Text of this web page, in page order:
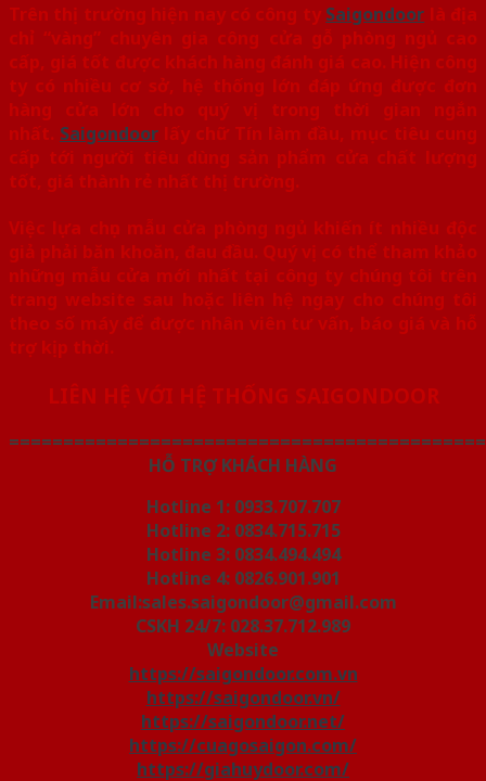
Trên thị trường hiện nay có công ty Saigondoor là địa
chỉ “vàng” chuyên gia công cửa gỗ phòng ngủ cao
cấp, giá tốt được khách hàng đánh giá cao. Hiện công
ty có nhiều cơ sở, hệ thống lớn đáp ứng được đơn
hàng cửa lớn cho quý vị trong thời gian ngắn
nhất. Saigondoor lấy chữ Tín làm đầu, mục tiêu cung
cấp tới người tiêu dùng sản phẩm cửa chất lượng
tốt, giá thành rẻ nhất thị trường.
Việc lựa chọn mẫu cửa phòng ngủ khiến ít nhiều độc
giả phải băn khoăn, đau đầu. Quý vị có thể tham khảo
những mẫu cửa mới nhất tại công ty chúng tôi trên
trang website sau hoặc liên hệ ngay cho chúng tôi
theo số máy để được nhân viên tư vấn, báo giá và hỗ
trợ kịp thời.
LIÊN HỆ VỚI HỆ THỐNG SAIGONDOOR
HỖ TRỢ KHÁCH HÀNG
Hotline 1: 0933.707.707
Hotline 2: 0834.715.715
Hotline 3: 0834.494.494
Hotline 4: 0826.901.901
Email:sales.saigondoor@gmail.com
CSKH 24/7: 028.37.712.989
Website
https://saigondoor.com.vn
https://saigondoor.vn/
https://saigondoor.net/
https://cuagosaigon.com/
https://giahuydoor.com/